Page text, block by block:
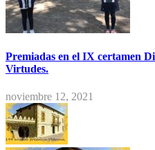
Premiadas en el IX certamen
Virtudes.
noviembre 12, 2021